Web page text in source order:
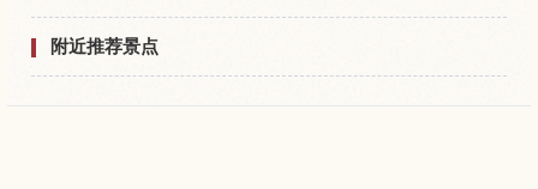
附近推荐景点